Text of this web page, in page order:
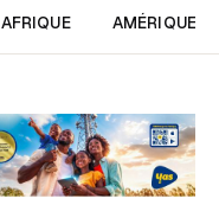
AFRIQUE AMÉRIQUE